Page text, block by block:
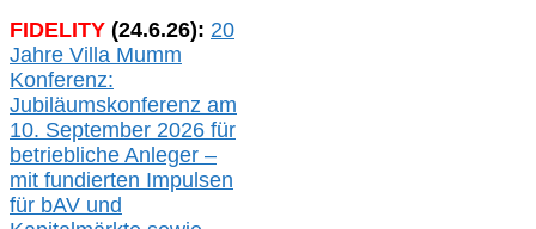
FIDELITY (24.6.26): 20
Jahre Villa Mumm
Konferenz:
Jubiläumskonferenz am
10. September 2026 für
betriebliche Anleger –
mit fundierten Impulsen
für bAV und